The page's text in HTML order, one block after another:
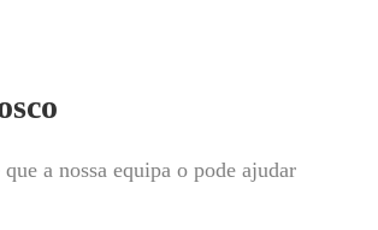
a nossa equipa o pode ajudar